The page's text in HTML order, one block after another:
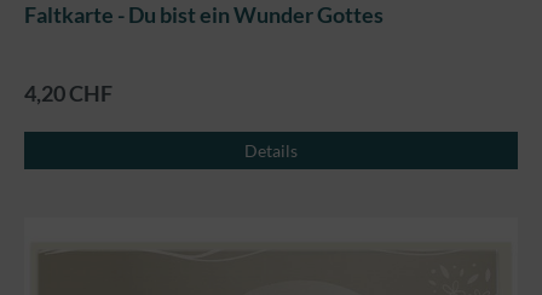
Faltkarte - Du bist ein Wunder Gottes
4,20 CHF
Details